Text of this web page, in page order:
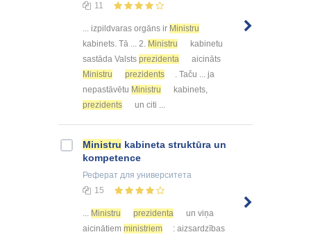
11
... izpildvaras orgāns ir Ministru
kabinets. Tā ... 2. Ministru
kabinetu
sastāda Valsts prezidenta
aicināts
Ministru
prezidents
. Taču ... ja
nepastāvētu Ministru
kabinets,
prezidents
un citi ...
Ministru kabineta struktūra un
kompetence
Реферат для университета
15
... Ministru prezidenta
un viņa
aicinātiem ministriem : aizsardzības